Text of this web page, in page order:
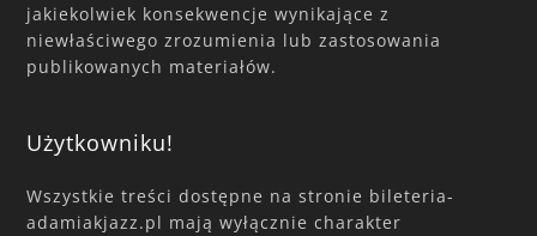
jakiekolwiek konsekwencje wynikające z
niewłaściwego zrozumienia lub zastosowania
publikowanych materiałów.
Użytkowniku!
Wszystkie treści dostępne na stronie bileteria-
adamiakjazz.pl mają wyłącznie charakter